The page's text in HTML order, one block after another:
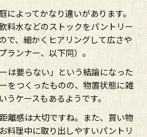
によってかなり違いがあります。
料水などのストックをパントリー
で、細かくヒアリングして広さや
ランナー、以下同）。
は要らない」という結論になった
をつくったものの、物置状態に雑
うケースもあるようです。
離感は大切ですね。また、買い物
料理中に取り出しやすいパントリ